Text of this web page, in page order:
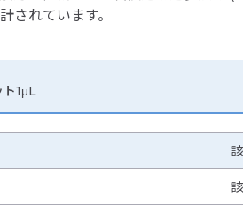
されています。
1μL